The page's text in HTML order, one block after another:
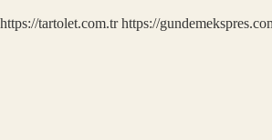
https://tartolet.com.tr https://